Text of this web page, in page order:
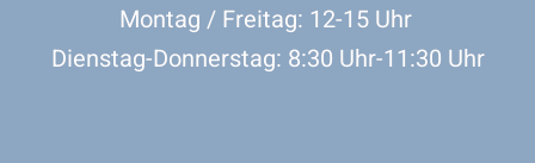
Montag / Freitag: 12-15 Uhr
Dienstag-Donnerstag: 8:30 Uhr-11:30 Uhr